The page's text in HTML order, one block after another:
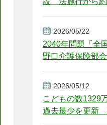
2026/05/22
2040年問題「全
野口介護保険部
2026/05/12
こどもの数1329
過去最少を更新